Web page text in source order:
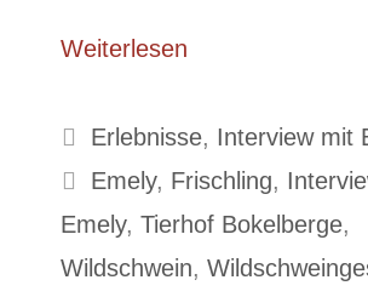
Weiterlesen
Kategorien
Erlebnisse, Interview mit
Schlagwörter
Emely, Frischling,
Emely, Tierhof Bokelberge,
Wildschwein,